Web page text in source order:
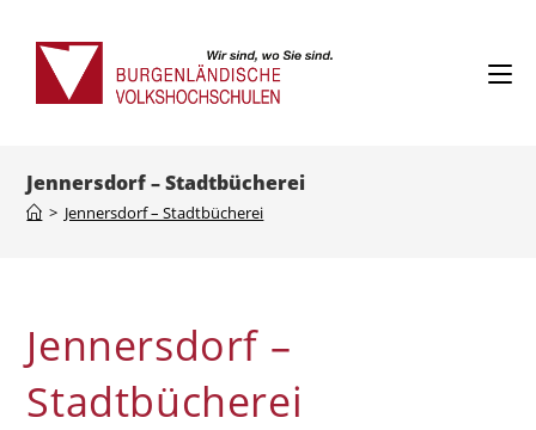
content
Jennersdorf – Stadtbücherei
> Jennersdorf – Stadtbücherei
Jennersdorf –
Stadtbücherei